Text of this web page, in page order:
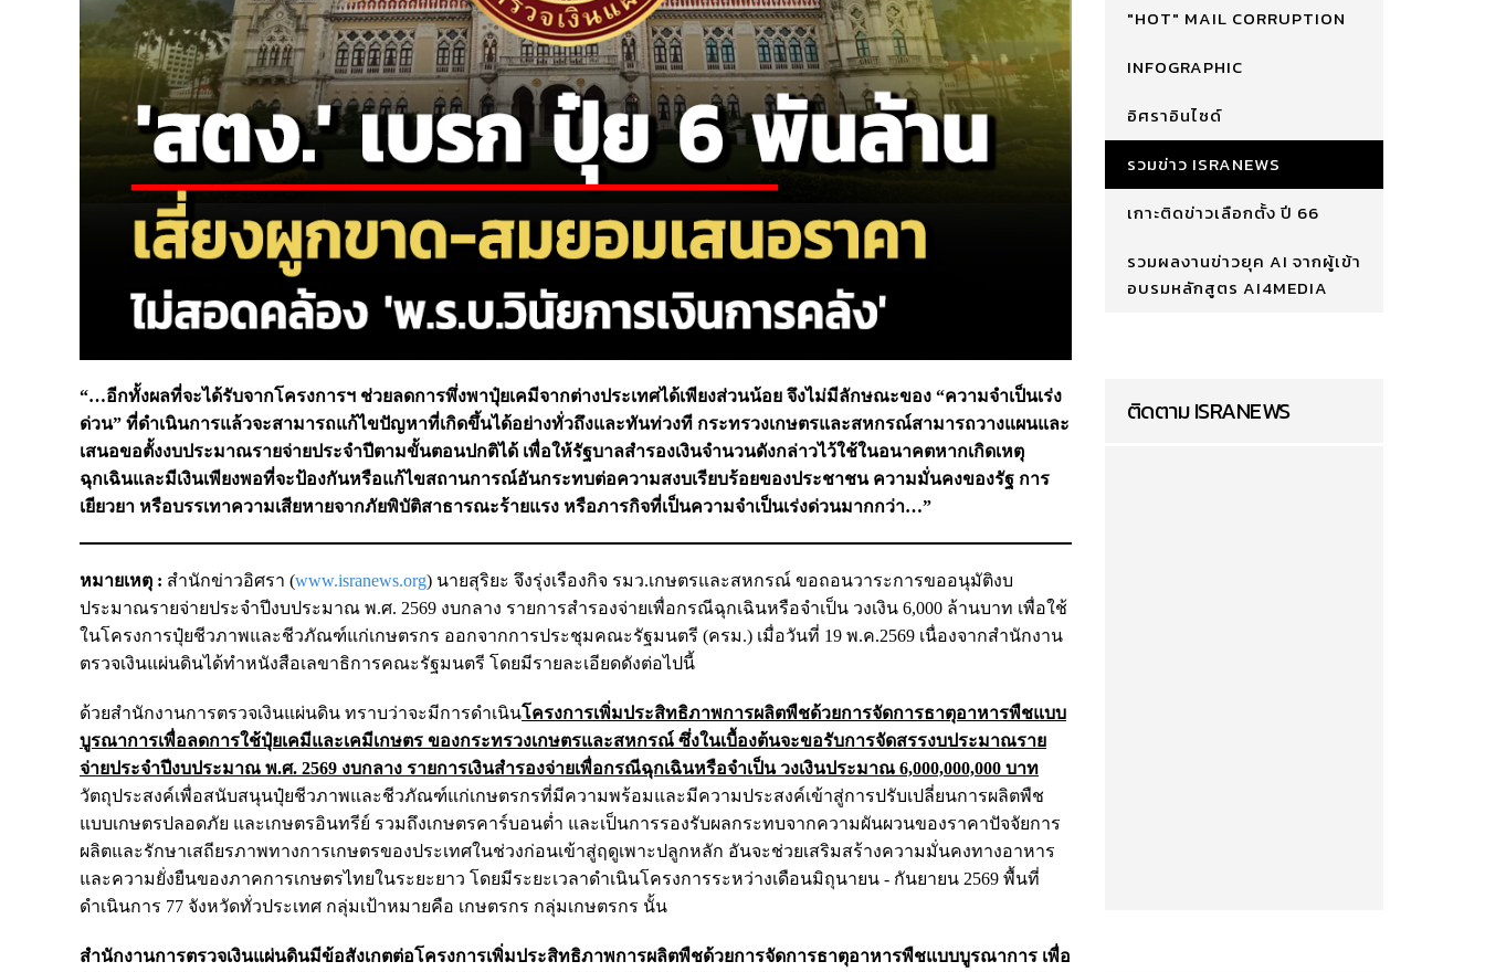
“…อีกทั้งผลที่จะได้รับจากโครงการฯ ช่วยลดการพึ่งพาปุ๋ยเคมีจากต่างประเทศได้เพียงส่วนน้อย จึงไม่มีลักษณะของ “ความจำเป็นเร่ง
ด่วน” ที่ดำเนินการแล้วจะสามารถแก้ไขปัญหาที่เกิดขึ้นได้อย่างทั่วถึงและทันท่วงที กระทรวงเกษตรและสหกรณ์สามารถวางแผนและ
เสนอขอตั้งงบประมาณรายจ่ายประจำปีตามขั้นตอนปกติได้ เพื่อให้รัฐบาลสำรองเงินจำนวนดังกล่าวไว้ใช้ในอนาคตหากเกิดเหตุ
ฉุกเฉินและมีเงินเพียงพอที่จะป้องกันหรือแก้ไขสถานการณ์อันกระทบต่อความสงบเรียบร้อยของประชาชน ความมั่นคงของรัฐ การ
เยียวยา หรือบรรเทาความเสียหายจากภัยพิบัติสาธารณะร้ายแรง หรือภารกิจที่เป็นความจําเป็นเร่งด่วนมากกว่า…”
หมายเหตุ : สำนักข่าวอิศรา (www.isranews.org) นายสุริยะ จึงรุ่งเรืองกิจ รมว.เกษตรและสหกรณ์ ขอถอนวาระการขออนุมัติงบ
ประมาณรายจ่ายประจำปีงบประมาณ พ.ศ. 2569 งบกลาง รายการสำรองจ่ายเพื่อกรณีฉุกเฉินหรือจำเป็น วงเงิน 6,000 ล้านบาท เพื่อใช้
ในโครงการปุ๋ยชีวภาพและชีวภัณฑ์แก่เกษตรกร ออกจากการประชุมคณะรัฐมนตรี (ครม.) เมื่อวันที่ 19 พ.ค.2569 เนื่องจากสำนักงาน
ตรวจเงินแผ่นดินได้ทำหนังสือเลขาธิการคณะรัฐมนตรี โดยมีรายละเอียดดังต่อไปนี้
ด้วยสำนักงานการตรวจเงินแผ่นดิน ทราบว่าจะมีการดำเนินโครงการเพิ่มประสิทธิภาพการผลิตพืชด้วยการจัดการธาตุอาหารพืชแบบ
บูรณาการเพื่อลดการใช้ปุ๋ยเคมีและเคมีเกษตร ของกระทรวงเกษตรและสหกรณ์ ซึ่งในเบื้องต้นจะขอรับการจัดสรรงบประมาณราย
จ่ายประจำปีงบประมาณ พ.ศ. 2569 งบกลาง รายการเงินสำรองจ่ายเพื่อกรณีฉุกเฉินหรือจำเป็น วงเงินประมาณ 6,000,000,000 บาท
วัตถุประสงค์เพื่อสนับสนุนปุ๋ยชีวภาพและชีวภัณฑ์แก่เกษตรกรที่มีความพร้อมและมีความประสงค์เข้าสู่การปรับเปลี่ยนการผลิตพืช
แบบเกษตรปลอดภัย และเกษตรอินทรีย์ รวมถึงเกษตรคาร์บอนต่ำ และเป็นการรองรับผลกระทบจากความผันผวนของราคาปัจจัยการ
ผลิตและรักษาเสถียรภาพทางการเกษตรของประเทศในช่วงก่อนเข้าสู่ฤดูเพาะปลูกหลัก อันจะช่วยเสริมสร้างความมั่นคงทางอาหาร
และความยั่งยืนของภาคการเกษตรไทยในระยะยาว โดยมีระยะเวลาดำเนินโครงการระหว่างเดือนมิถุนายน - กันยายน 2569 พื้นที่
ดำเนินการ 77 จังหวัดทั่วประเทศ กลุ่มเป้าหมายคือ เกษตรกร กลุ่มเกษตรกร นั้น
สำนักงานการตรวจเงินแผ่นดินมีข้อสังเกตต่อโครงการเพิ่มประสิทธิภาพการผลิตพืชด้วยการจัดการธาตุอาหารพืชแบบบูรณาการ เพื่อ
"HOT" MAIL CORRUPTION
INFOGRAPHIC
อิศราอินไซด์
รวมข่าว ISRANEWS
เกาะติดข่าวเลือกตั้ง ปี 66
รวมผลงานข่าวยุค AI จากผู้เข้า
อบรมหลักสูตร AI4MEDIA
ติดตาม ISRANEWS